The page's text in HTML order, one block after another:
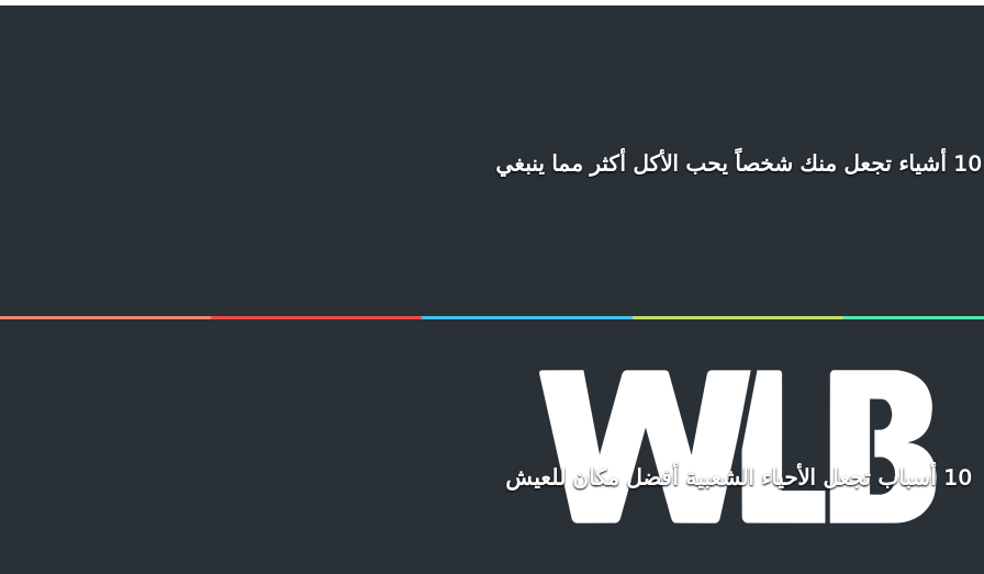
10 أشياء تجعل منك شخصاً يحب الأكل أكثر مما ينبغي
10 أسباب تجعل الأحياء الشعبية أفضل مكان للعيش